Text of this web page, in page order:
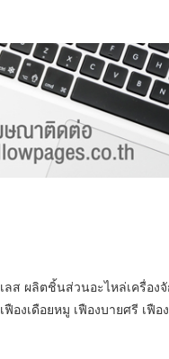
ส ผลิตชิ้นส่วนอะไหล่เครื่อง
งเดือยหมู เฟืองบายศรี เฟือ